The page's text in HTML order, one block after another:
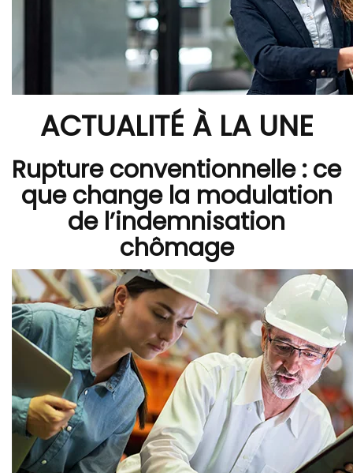
ACTUALITÉ À LA UNE
Rupture conventionnelle : ce
que change la modulation
de l’indemnisation
chômage